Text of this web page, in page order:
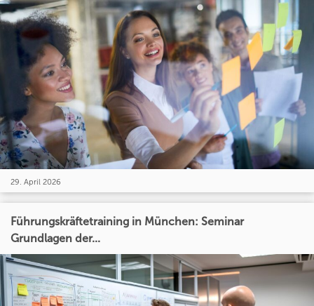
29. April 2026
Führungskräftetraining in München: Seminar
Grundlagen der...